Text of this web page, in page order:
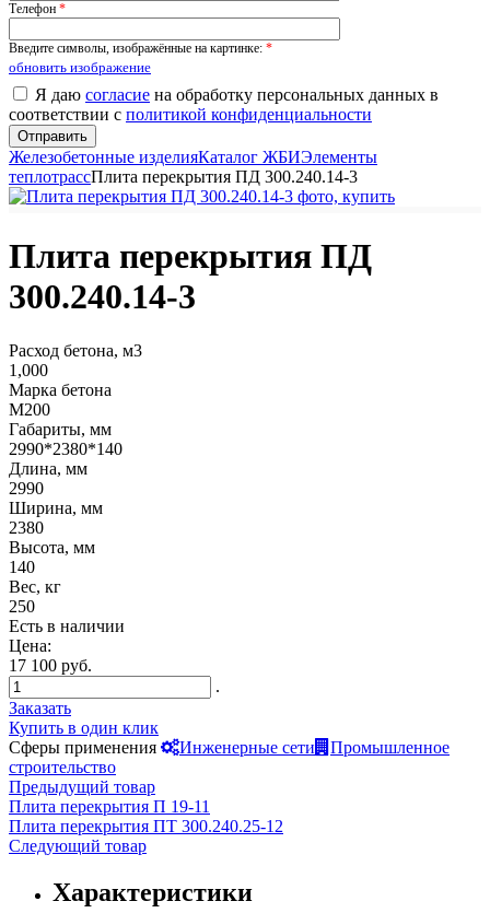
Телефон *
Введите символы, изображённые на картинке: *
обновить изображение
Я даю согласие на обработку персональных данных в
соответствии с политикой конфиденциальности
Железобетонные изделияКаталог ЖБИЭлементы
теплотрассПлита перекрытия ПД 300.240.14-3
Плита перекрытия ПД
300.240.14-3
Расход бетона, м3
1,000
Марка бетона
М200
Габариты, мм
2990*2380*140
Длина, мм
2990
Ширина, мм
2380
Высота, мм
140
Вес, кг
250
Есть в наличии
Цена:
17 100 руб.
.
Заказать
Купить в один клик
Сферы применения
Инженерные сети
Промышленное
строительство
Предыдущий товар
Плита перекрытия П 19-11
Плита перекрытия ПТ 300.240.25-12
Следующий товар
Характеристики